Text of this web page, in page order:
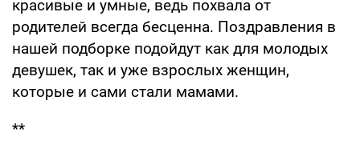
красивые и умные, ведь похвала от
родителей всегда бесценна. Поздравления в
нашей подборке подойдут как для молодых
девушек, так и уже взрослых женщин,
которые и сами стали мамами.
**